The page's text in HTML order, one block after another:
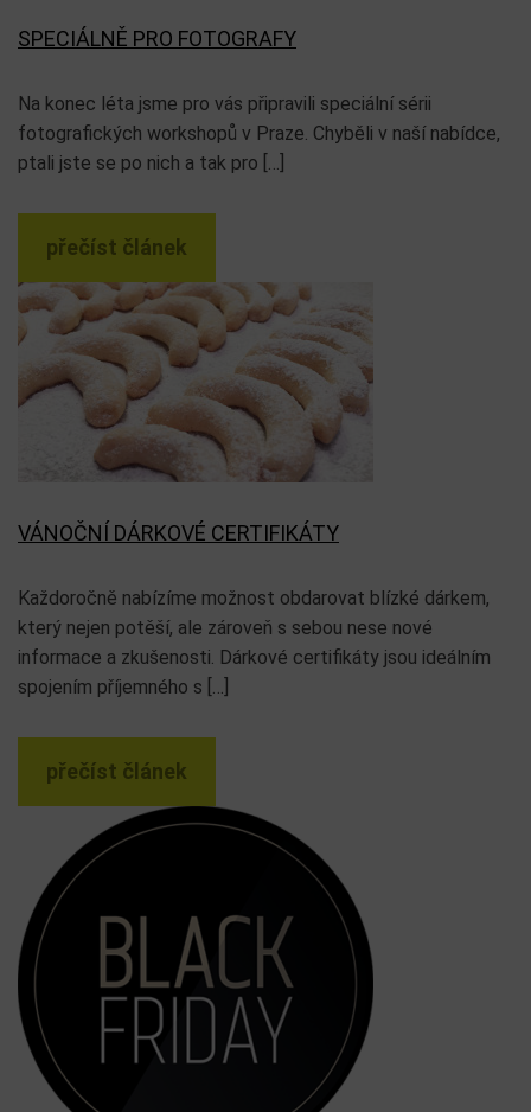
SPECIÁLNĚ PRO FOTOGRAFY
Na konec léta jsme pro vás připravili speciální sérii
fotografických workshopů v Praze. Chyběli v naší nabídce,
ptali jste se po nich a tak pro […]
přečíst článek
VÁNOČNÍ DÁRKOVÉ CERTIFIKÁTY
Každoročně nabízíme možnost obdarovat blízké dárkem,
který nejen potěší, ale zároveň s sebou nese nové
informace a zkušenosti. Dárkové certifikáty jsou ideálním
spojením příjemného s […]
přečíst článek